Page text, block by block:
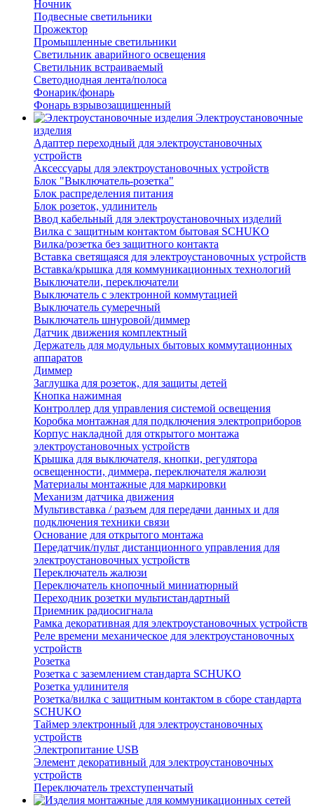
Ночник
Подвесные светильники
Прожектор
Промышленные светильники
Светильник аварийного освещения
Светильник встраиваемый
Светодиодная лента/полоса
Фонарик/фонарь
Фонарь взрывозащищенный
Электроустановочные
изделия
Адаптер переходный для электроустановочных
устройств
Аксессуары для электроустановочных устройств
Блок "Выключатель-розетка"
Блок распределения питания
Блок розеток, удлинитель
Ввод кабельный для электроустановочных изделий
Вилка с защитным контактом бытовая SCHUKO
Вилка/розетка без защитного контакта
Вставка светящаяся для электроустановочных устройств
Вставка/крышка для коммуникационных технологий
Выключатели, переключатели
Выключатель с электронной коммутацией
Выключатель сумеречный
Выключатель шнуровой/диммер
Датчик движения комплектный
Держатель для модульных бытовых коммутационных
аппаратов
Диммер
Заглушка для розеток, для защиты детей
Кнопка нажимная
Контроллер для управления системой освещения
Коробка монтажная для подключения электроприборов
Корпус накладной для открытого монтажа
электроустановочных устройств
Крышка для выключателя, кнопки, регулятора
освещенности, диммера, переключателя жалюзи
Материалы монтажные для маркировки
Механизм датчика движения
Мультивставка / разъем для передачи данных и для
подключения техники связи
Основание для открытого монтажа
Передатчик/пульт дистанционного управления для
электроустановочных устройств
Переключатель жалюзи
Переключатель кнопочный миниатюрный
Переходник розетки мультистандартный
Приемник радиосигнала
Рамка декоративная для электроустановочных устройств
Реле времени механическое для электроустановочных
устройств
Розетка
Розетка с заземлением стандарта SCHUKO
Розетка удлинителя
Розетка/вилка с защитным контактом в сборе стандарта
SCHUKO
Таймер электронный для электроустановочных
устройств
Электропитание USB
Элемент декоративный для электроустановочных
устройств
Переключатель трехступенчатый